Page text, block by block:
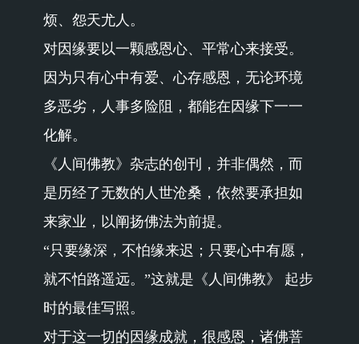
烦、怨天尤人。
对因缘要以一颗感恩心、平常心来接受。
因为只有心中有爱、心存感恩，无论环境
多恶劣，人事多险阻，都能在因缘下一一
化解。
《人间佛教》杂志的创刊，并非偶然，而
是历经了无数的人世沧桑，依然要承担如
来家业，以阐扬佛法为前提。
“只要缘深，不怕缘来迟；只要心中有愿，
就不怕路遥远。”这就是《人间佛教》 起步
时的最佳写照。
对于这一切的因缘成就，很感恩，诸佛菩